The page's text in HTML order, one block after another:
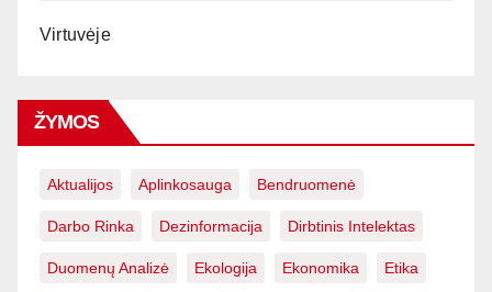
Virtuvėje
ŽYMOS
Aktualijos Aplinkosauga Bendruomenė
Darbo Rinka Dezinformacija Dirbtinis Intelektas
Duomenų Analizė Ekologija Ekonomika Etika